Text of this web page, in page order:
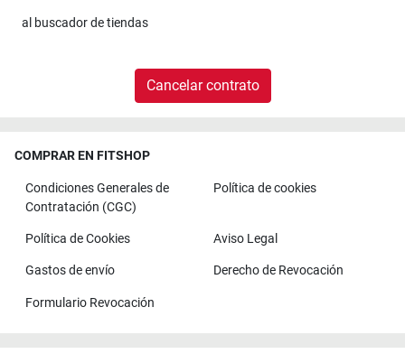
al buscador de tiendas
Cancelar contrato
COMPRAR EN FITSHOP
Condiciones Generales de
Contratación (CGC)
Política de cookies
Política de Cookies Aviso Legal
Gastos de envío Derecho de Revocación
Formulario Revocación